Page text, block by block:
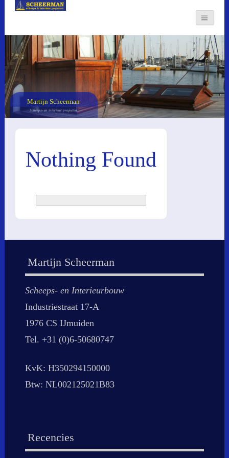
Martijn Scheerman
Scheeps- en interieur projecten
Nothing Found
Martijn Scheerman
Scheeps- en Interieurbouw
Industriestraat 17-A
1976 CS IJmuiden
Tel. +31 (0)6-50680747
KvK: H350294150000
Btw: NL002125021B83
Recencies